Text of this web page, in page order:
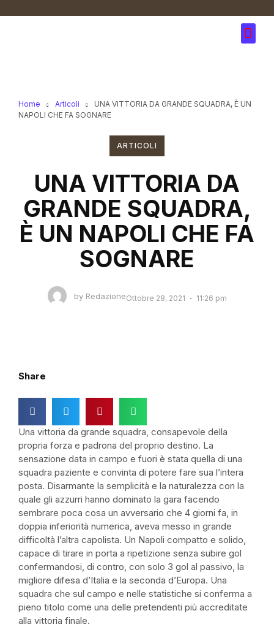
Home Articoli
UNA VITTORIA DA GRANDE SQUADRA, È UN
NAPOLI CHE FA SOGNARE
ARTICOLI
UNA VITTORIA DA
GRANDE SQUADRA,
È UN NAPOLI CHE FA
SOGNARE
byRedazioneOttobre 28, 2021 11:26 pm
Share
Una vittoria da grande squadra, consapevole della
propria forza e padrona del proprio destino. La
sensazione data in campo e fuori è stata quella di una
squadra paziente e convinta di potere fare sua l’intera
posta. Disarmante la semplicità e la naturalezza con la
quale gli azzurri hanno dominato la gara facendo
sembrare poca cosa un avversario che 4 giorni fa, in
doppia inferiorità numerica, aveva messo in grande
difficoltà l’altra capolista. Un Napoli compatto e solido,
capace di tirare in porta a ripetizione senza subire gol
confermandosi, di contro, con solo 3 gol al passivo, la
migliore difesa d’Italia e la seconda d’Europa. Una
squadra che sul campo e nelle statistiche si conferma a
pieno titolo come una delle pretendenti più accreditate
alla vittoria finale.